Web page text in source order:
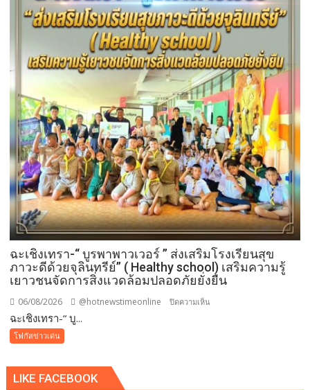
หา
วัน
รพี“
อุดมคติ
นัก
กฎหมาย
ภาย
ใต้
วิกฤติ
ศรัทธา
ฉะเชิงเทรา-​“ บูรพาพาวเวอร์ ” ส่งเสริมโรงเรียนสุข
ภาวะดีด้วยจุลินทรีย์” ( Healthy school) เสริมความรู้
เยาวชนจัดการสิ่งแวดล้อมปลอดภัยยั่งยืน
06/08/2026 @hotnewstimeonline ปิดความเห็น
ฉะเชิงเทรา-​“ บู...
โฟกัสข่าวเด่น
LIKE FACEBOOK